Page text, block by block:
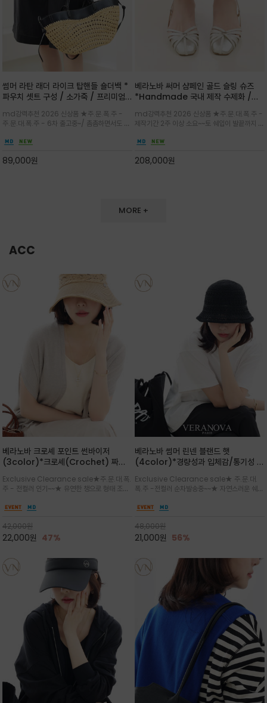
썸머 라탄 래더 라이크 탑핸들 숄더백 *
파우치 셋트 구성 / 소가죽 / 프리미엄
라이크 배색이 조화롭게 어우러진 탑핸
들 숄더백
md강력추천 2026 신상품 ★주.문.폭.주 -
주.문.대.폭.주 - 6차 출고중~/ 촘촘하면서도 입
만들며 부드러운 곡선의 바스켓 실루엣에 넉넉한
양한 연출이
89,000원
베라노바 써머 샴페인 골드 슬링 슈즈
*Handmade 국내 제작 수제화 /은
스럽게 밝혀주는 슬링백 플랫슈
md강력추천 2026 신상품 ★주.문.대.폭.주 -
제작기간 2주 이상 소요~~토 쉐입이 발끝까지 세
끔한 디자인과 베이직한 컬러감으로 높은 활용도
일까지 두루 잘 어울리는 활2
208,000원
MORE +
ACC
베라노바 크로셰 포인트 썬바이저
(3color)*크로셰(Crochet) 짜임
미닌한 무드를 연출/벨크로 타입이라 휴
대도 간편
Exclusive Clearance sale★주.문.대.폭.
주 - 전컬러 인기~~★ 유연한 챙으로 형태 조절
말아 휴대하기 좋고, 챙의 모양을 살짝 바꿀 수 있
용성을 모두 갖춘 아이템
42,000원
22,000원 47%
베라노바 썸머 린넨 블랜드 햇
(4color)*경량성과 입체감/통기성 좋
쾌적하게 착용/ 뒷트임 있어서 헤어스타
일링에도 편하게 쓰실수 있습니다
Exclusive Clearance sale★ 주.문.대.
폭.주 -전컬러 순차발송중~~★ 자연스러운 쉐입
련된 포인트/베이직한 컬러 구성으로 어떤 스타
용도 높은 아이템
48,000원
21,000원 56%